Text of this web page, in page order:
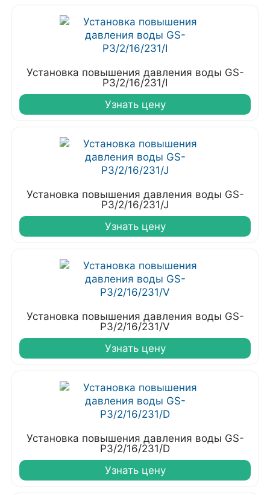
Установка повышения давления воды GS-
P3/2/16/231/I
Узнать цену
Установка повышения давления воды GS-
P3/2/16/231/J
Узнать цену
Установка повышения давления воды GS-
P3/2/16/231/V
Узнать цену
Установка повышения давления воды GS-
P3/2/16/231/D
Узнать цену